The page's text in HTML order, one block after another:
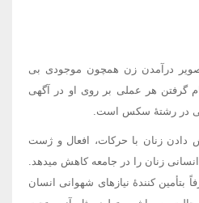
درآمدن زن همچون موجودی بی
گرفتن هر عملی بر روی او در آگهی
در رشتۀ سکس است.
دادن زنان با حرکات، افعال و ژست
زنان را در جامعه کاهش میدهد.
بتأمین کنندۀ نیازهای شهوانی انسان